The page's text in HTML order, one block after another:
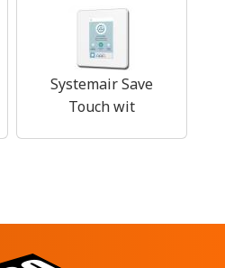
Systemair Save
Touch wit